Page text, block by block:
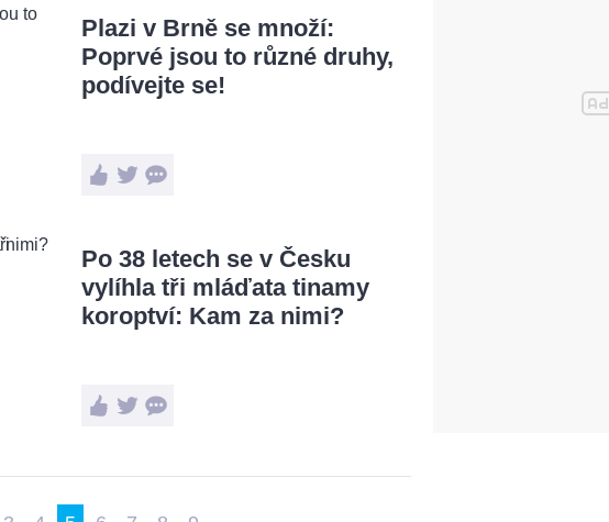
Plazi v Brně se množí:
Poprvé jsou to různé druhy,
podívejte se!
Po 38 letech se v Česku
vylíhla tři mláďata tinamy
koroptví: Kam za nimi?